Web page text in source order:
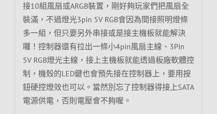
接10組風扇或ARGB裝置，剛好夠玩家們把風扇全
裝滿，不過燈光3pin 5V RGB會因為間接照明燈條
多一組，但只要另外串接或是接主機板就能解決
囉！控制器還有拉出一條小4pin風扇主線、3Pin
5V RGB燈光主線，接上主機板就能透過板廠軟體控
制，機殼的LED鍵也會預先接在控制器上，要用按
鈕硬控燈效也可以。當然別忘了控制器得接上SATA
電源供電，否則電壓會不夠喔。